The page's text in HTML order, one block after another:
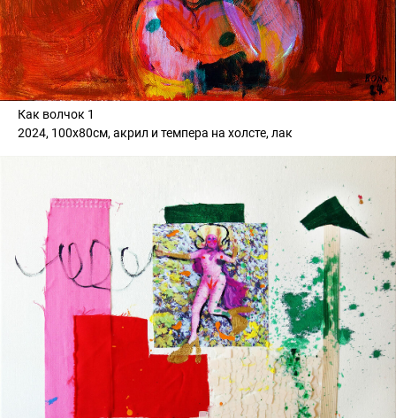
Как волчок 1
2024, 100х80см, акрил и темпера на холсте, лак